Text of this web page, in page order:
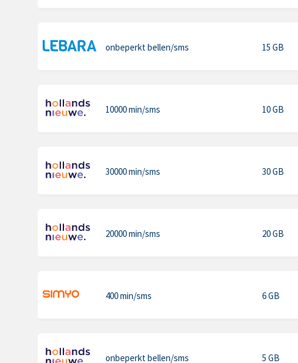
onbeperkt bellen/sms 15 GB
10000 min/sms 10 GB
30000 min/sms 30 GB
20000 min/sms 20 GB
400 min/sms 6 GB
onbeperkt bellen/sms 5 GB